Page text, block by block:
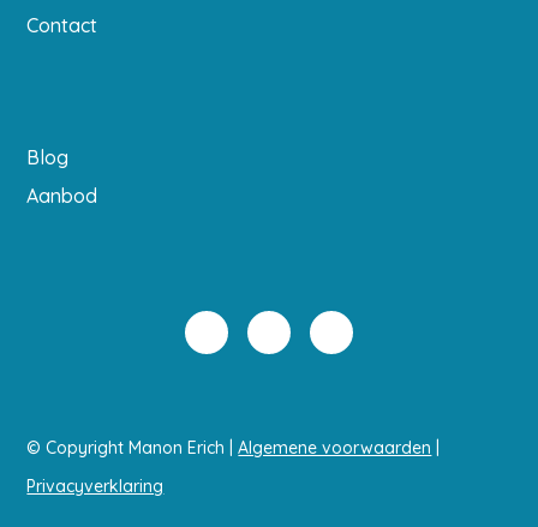
Contact
Blog
Aanbod
© Copyright Manon Erich |Algemene voorwaarden
Privacyverklaring